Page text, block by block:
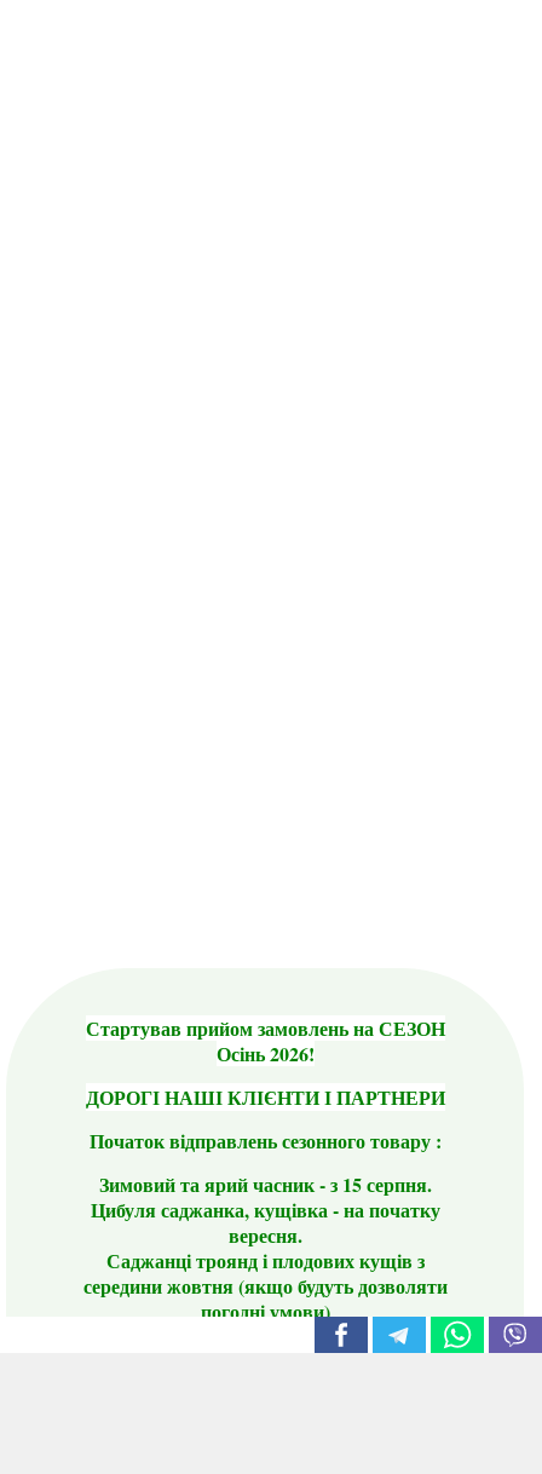
Стартував прийом замовлень на СЕЗОН
Осінь 2026!
ДОРОГІ НАШІ КЛІЄНТИ І ПАРТНЕРИ
Початок відправлень сезонного товару :
Зимовий та ярий часник - з 15 серпня.
Цибуля саджанка, кущівка - на початку
вересня.
Саджанці троянд і плодових кущів з
середини жовтня (якщо будуть дозволяти
погодні умови)
Цього сезону ви будете задоволені